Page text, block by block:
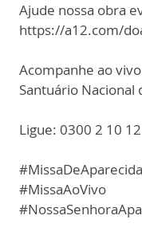
Ajude nossa obra
https://a12.com/
Acompanhe ao
Santuário Nacional
Ligue: 0300 2 10
#MissaDeAparecida
#MissaAoVivo